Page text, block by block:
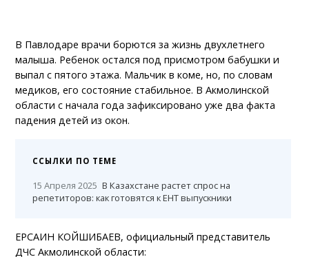
В Павлодаре врачи борются за жизнь двухлетнего
малыша. Ребенок остался под присмотром бабушки и
выпал с пятого этажа. Мальчик в коме, но, по словам
медиков, его состояние стабильное. В Акмолинской
области с начала года зафиксировано уже два факта
падения детей из окон.
ССЫЛКИ ПО ТЕМЕ
15 Апреля 2025 В Казахстане растет спрос на
репетиторов: как готовятся к ЕНТ выпускники
ЕРСАИН КОЙШИБАЕВ, официальный представитель
ДЧС Акмолинской области: